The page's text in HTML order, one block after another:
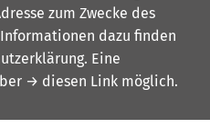
zum Zwecke des
dazu finden
. Eine
→ diesen Link möglich.